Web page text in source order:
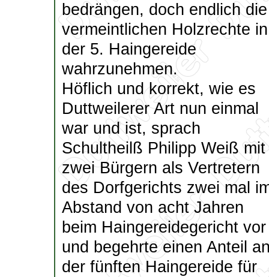
bedrängen, doch endlich die
vermeintlichen Holzrechte in
der 5. Haingereide
wahrzunehmen.
Höflich und korrekt, wie es
Duttweilerer Art nun einmal
war und ist, sprach
Schultheilß Philipp Weiß mit
zwei Bürgern als Vertretern
des Dorfgerichts zwei mal
Abstand von acht Jahren
beim Haingereidegericht vor
und begehrte einen Anteil
der fünften Haingereide für